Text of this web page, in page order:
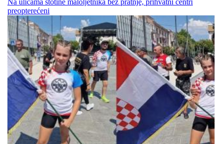
Na ulicama stotine maloljetnika bez pratnje, prihvatni centri
preopterećeni